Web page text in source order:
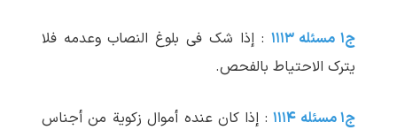
ج۱ مسئله ۱۱۱۳
: إذا شک فی بلوغ النصاب وعدمه فلا
یترک الاحتیاط بالفحص.
ج۱ مسئله ۱۱۱۴
: إذا کان عنده أموال زکویة من أجناس